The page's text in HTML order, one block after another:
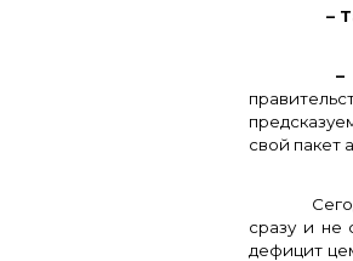
–
–
свой пакет
сразу и не
дефицит